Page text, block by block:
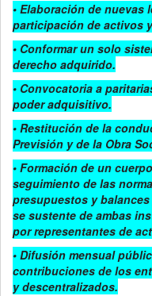
• Elaboración de
participación de activos
• Conformar un solo
derecho adquirido.
• Convocatoria a
poder adquisitivo.
• Restitución de la
Previsión y de la Obra
• Formación de un
seguimiento de las
presupuestos y
se sustente de ambas
por representantes de
• Difusión mensual
contribuciones de los
y descentralizados.